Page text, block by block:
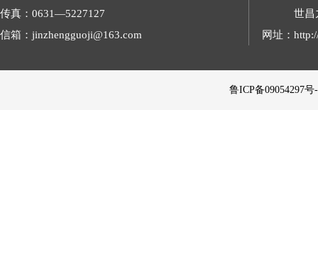
传真：0631—5227127
信箱：jinzhengguoji@163.com
世昌
网址：
鲁ICP备09054297号